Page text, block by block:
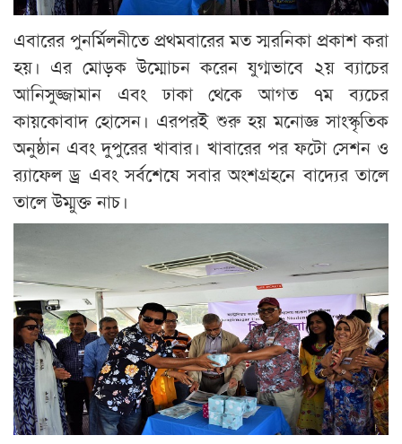
এবারের পুনর্মিলনীতে প্রথমবারের মত স্মরনিকা প্রকাশ করা
হয়। এর মোড়ক উম্মোচন করেন যুগ্মভাবে ২য় ব্যাচের
আনিসুজ্জামান এবং ঢাকা থেকে আগত ৭ম ব্যচের
কায়কোবাদ হোসেন। এরপরই শুরু হয় মনোজ্ঞ সাংস্কৃতিক
অনুষ্ঠান এবং দুপুরের খাবার। খাবারের পর ফটো সেশন ও
র‌্যাফেল ড্র এবং সর্বশেষে সবার অংশগ্রহনে বাদ্যের তালে
তালে উম্মুক্ত নাচ।